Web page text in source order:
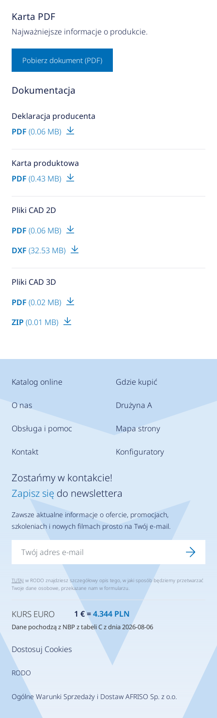
Karta PDF
Najważniejsze informacje o produkcie.
Pobierz dokument (PDF)
Dokumentacja
Deklaracja producenta
PDF (0.06 MB)
Karta produktowa
PDF (0.43 MB)
Pliki CAD 2D
PDF (0.06 MB)
DXF (32.53 MB)
Pliki CAD 3D
PDF (0.02 MB)
ZIP (0.01 MB)
Katalog online
O nas
Obsługa i pomoc
Kontakt
Gdzie kupić
Drużyna A
Mapa strony
Konfiguratory
Dostosuj Cookies
RODO
Ogólne Warunki Sprzedaży i Dostaw AFRISO Sp. z o.o.
Zostańmy w kontakcie!
Zapisz się do newslettera
Zawsze aktualne informacje o ofercie, promocjach,
szkoleniach i nowych filmach prosto na Twój e-mail.
TUTAJ w RODO znajdziesz szczegółowy opis tego, w jaki sposób będziemy przetwarzać
Twoje dane osobowe, przekazane nam w formularzu.
KURS EURO 1 € =4.344 PLN
Dane pochodzą z NBP z tabeli C z dnia 2026-08-06